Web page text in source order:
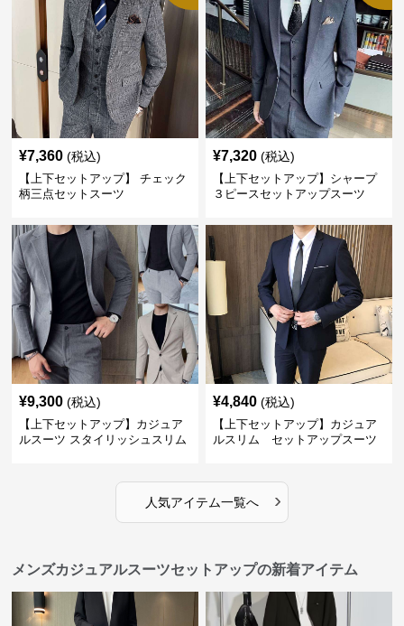
¥7,360 (税込)
【上下セットアップ】 チェック
柄三点セットスーツ
¥7,320 (税込)
【上下セットアップ】シャープ
３ピースセットアップスーツ
¥9,300 (税込)
【上下セットアップ】カジュア
ルスーツ スタイリッシュスリム
¥4,840 (税込)
【上下セットアップ】カジュア
ルスリム セットアップスーツ
人気アイテム一覧へ ›
メンズカジュアルスーツセットアップの新着アイテム